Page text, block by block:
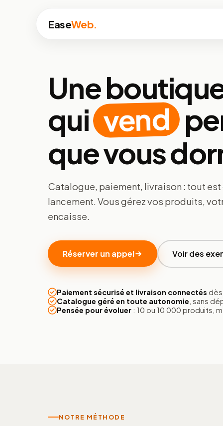
EaseWeb.
Une
qui vend
que vous
Catalogue, paiement, livraison : tout
lancement. Vous gérez vos produits,
encaisse.
Réserver un appel Voir des
Paiement sécurisé et livraison connectés
Catalogue géré en toute autonomie , sans
Pensée pour évoluer : 10 ou 10 000 produits,
NOTRE MÉTHODE